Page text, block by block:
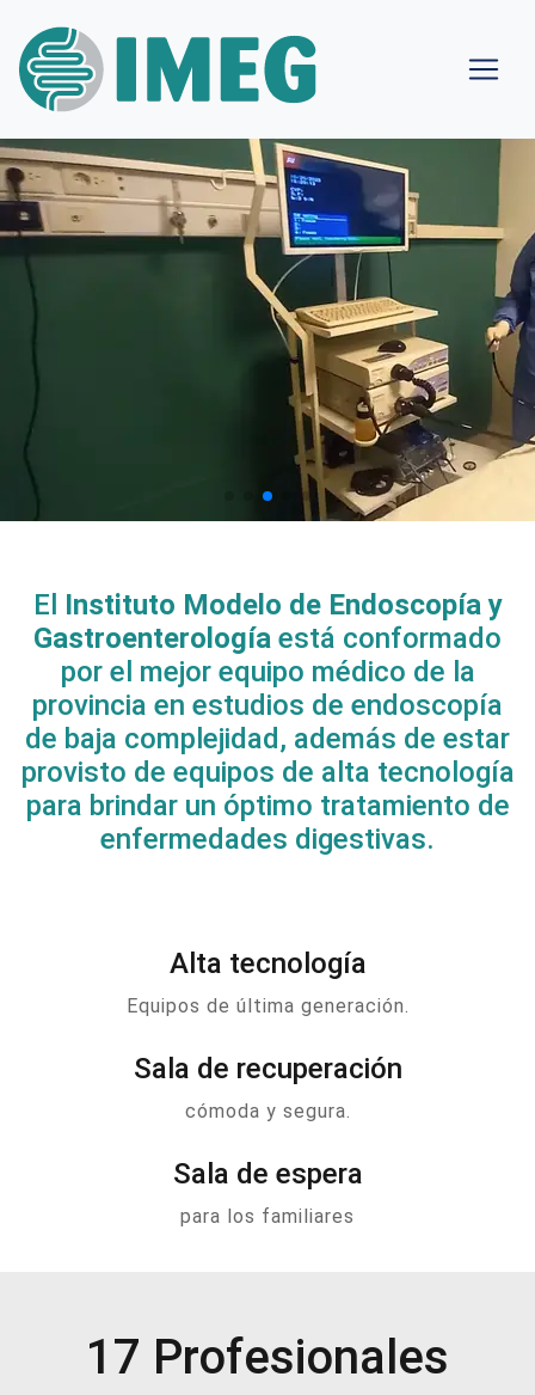
El Instituto Modelo de Endoscopía y
Gastroenterología está conformado
por el mejor equipo médico de la
provincia en estudios de endoscopía
de baja complejidad, además de estar
provisto de equipos de alta tecnología
para brindar un óptimo tratamiento de
enfermedades digestivas.
Alta tecnología
Equipos de última generación.
Sala de recuperación
cómoda y segura.
Sala de espera
para los familiares
17 Profesionales